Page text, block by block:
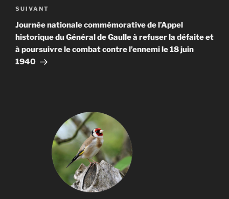
Article
suivant
SUIVANT
Journée nationale commémorative de l’Appel
historique du Général de Gaulle à refuser la défaite et
à poursuivre le combat contre l’ennemi le 18 juin
1940